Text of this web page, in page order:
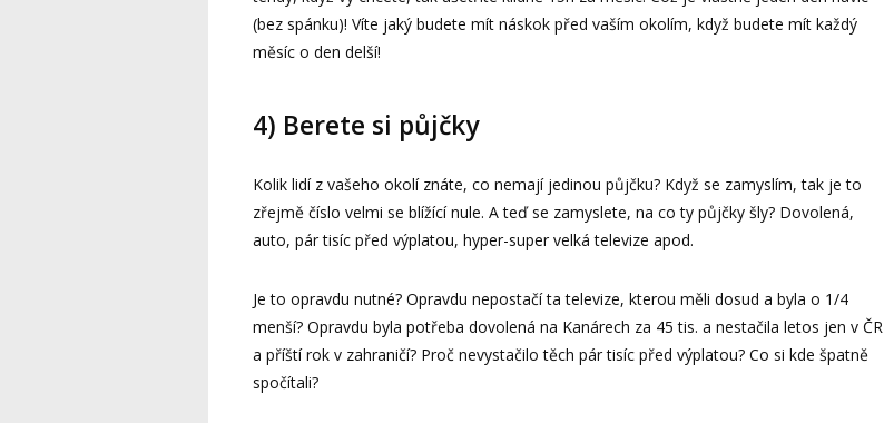
(bez spánku)! Víte jaký budete mít náskok před vaším okolím, když budete mít každý
měsíc o den delší!
4) Berete si půjčky
Kolik lidí z vašeho okolí znáte, co nemají jedinou půjčku? Když se zamyslím, tak je to
zřejmě číslo velmi se blížící nule. A teď se zamyslete, na co ty půjčky šly? Dovolená,
auto, pár tisíc před výplatou, hyper-super velká televize apod.
Je to opravdu nutné? Opravdu nepostačí ta televize, kterou měli dosud a byla o 1/4
menší? Opravdu byla potřeba dovolená na Kanárech za 45 tis. a nestačila letos jen v ČR
a příští rok v zahraničí? Proč nevystačilo těch pár tisíc před výplatou? Co si kde špatně
spočítali?